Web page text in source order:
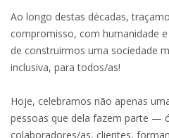
Ao longo destas décadas,
compromisso, com humanidade
de construirmos uma sociedade
inclusiva, para todos/as!
Hoje, celebramos não apenas
pessoas que dela fazem parte —
colaboradores/as, clientes,